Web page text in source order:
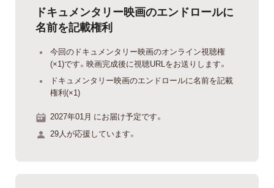
ドキュメンタリー映画のエンドロールに
名前を記載権利
今回のドキュメンタリー映画のオンライン視聴権
(×1)です。映画完成後に視聴URLをお送りします。
ドキュメンタリー映画のエンドロールに名前を記載
権利(×1)
2027年01月 にお届け予定です。
29人が応援しています。